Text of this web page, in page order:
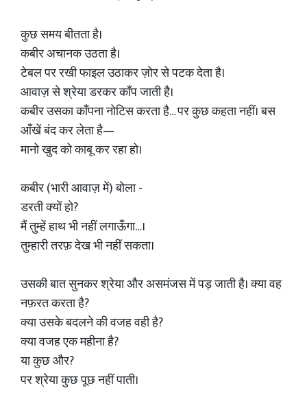
कुछ समय बीतता है।
कबीर अचानक उठता है।
टेबल पर रखी फाइल उठाकर ज़ोर से पटक देता है।
आवाज़ से श्रेया डरकर काँप जाती है।
कबीर उसका काँपना नोटिस करता है… पर कुछ कहता नहीं। बस
आँखें बंद कर लेता है—
मानो खुद को काबू कर रहा हो।
कबीर (भारी आवाज़ में) बोला -
डरती क्यों हो?
मैं तुम्हें हाथ भी नहीं लगाऊँगा…।
तुम्हारी तरफ़ देख भी नहीं सकता।
उसकी बात सुनकर श्रेया और असमंजस में पड़ जाती है। क्या वह
नफ़रत करता है?
क्या उसके बदलने की वजह वही है?
क्या वजह एक महीना है?
या कुछ और?
पर श्रेया कुछ पूछ नहीं पाती।